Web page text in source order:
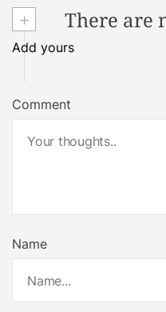
+ There are
Add yours
Comment
Name